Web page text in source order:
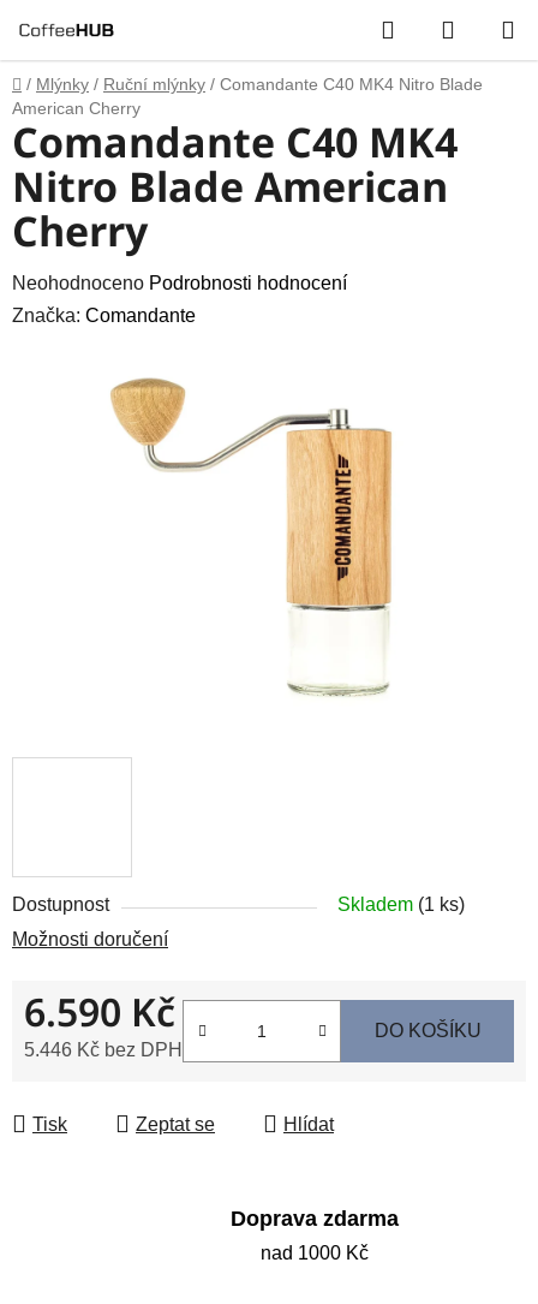
na
obsah
Hledat
KOŠÍK
Domů
/ Mlýnky / Ruční mlýnky / Comandante C40 MK4 Nitro Blade
American Cherry
Dostupnost Skladem (1 ks)
Možnosti doručení
6.590 Kč
5.446 Kč bez DPH
DO KOŠÍKU
Tisk Zeptat se Hlídat
Comandante C40 MK4
Nitro Blade American
Cherry
Průměrné
hodnocení
Neohodnoceno Podrobnosti hodnocení
Značka: Comandante
Doprava zdarma
nad 1000 Kč